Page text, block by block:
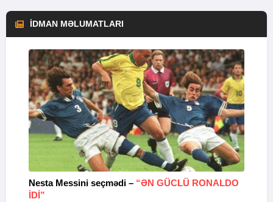
İDMAN MƏLUMATLARI
Nesta Messini seçmədi – “ƏN GÜCLÜ RONALDO
IDI”